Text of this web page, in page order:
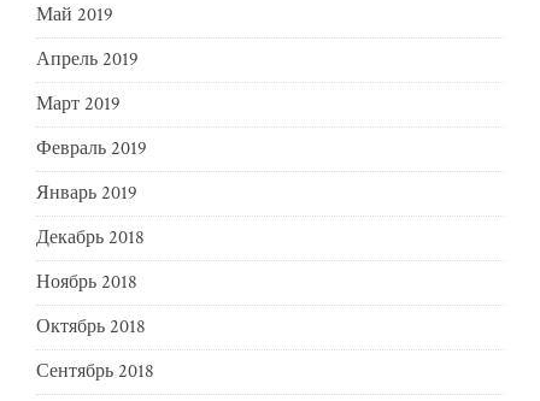
Май 2019
Апрель 2019
Март 2019
Февраль 2019
Январь 2019
Декабрь 2018
Ноябрь 2018
Октябрь 2018
Сентябрь 2018